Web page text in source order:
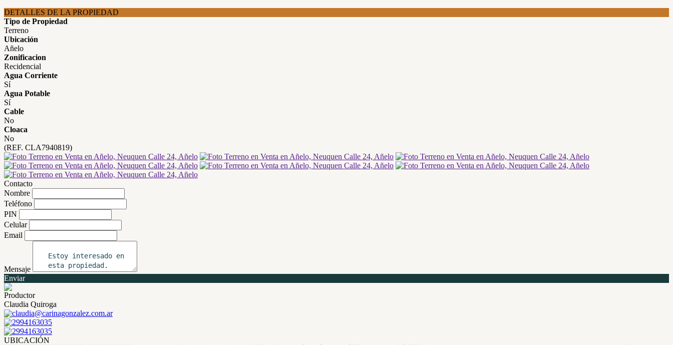
DETALLES DE LA PROPIEDAD
Tipo de Propiedad
Terreno
Ubicación
Añelo
Zonificacion
Recidencial
Agua Corriente
Sí
Agua Potable
Sí
Cable
No
Cloaca
No
(REF. CLA7940819)
Contacto
Nombre
Teléfono
PIN
Celular
Email
Mensaje
Enviar
Productor
Claudia Quiroga
claudia@carinagonzalez.com.ar
2994163035
2994163035
UBICACIÓN